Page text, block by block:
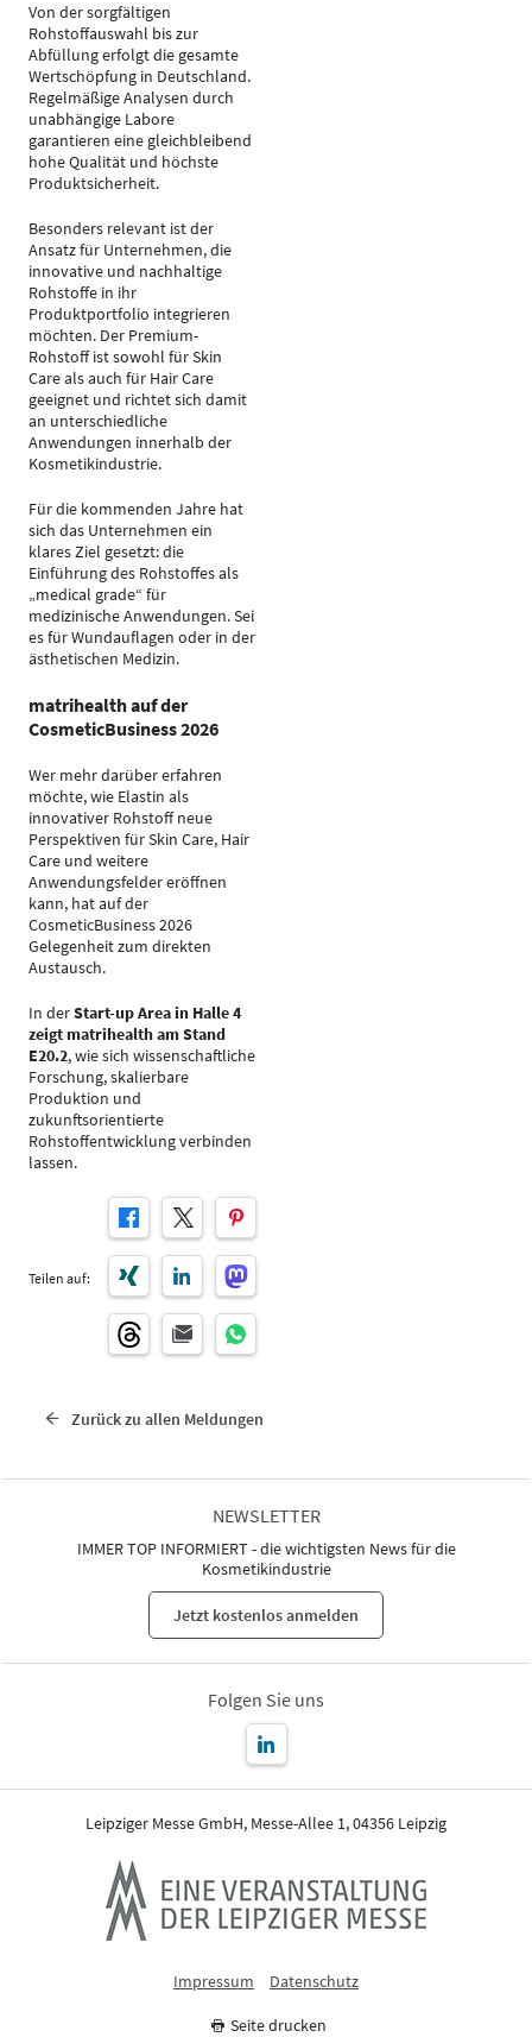
Von der sorgfältigen
Rohstoffauswahl bis zur
Abfüllung erfolgt die gesamte
Wertschöpfung in Deutschland.
Regelmäßige Analysen durch
unabhängige Labore
garantieren eine gleichbleibend
hohe Qualität und höchste
Produktsicherheit.
Besonders relevant ist der
Ansatz für Unternehmen, die
innovative und nachhaltige
Rohstoffe in ihr
Produktportfolio integrieren
möchten. Der Premium-
Rohstoff ist sowohl für Skin
Care als auch für Hair Care
geeignet und richtet sich damit
an unterschiedliche
Anwendungen innerhalb der
Kosmetikindustrie.
Für die kommenden Jahre hat
sich das Unternehmen ein
klares Ziel gesetzt: die
Einführung des Rohstoffes als
„medical grade“ für
medizinische Anwendungen. Sei
es für Wundauflagen oder in der
ästhetischen Medizin.
matrihealth auf der
CosmeticBusiness 2026
Wer mehr darüber erfahren
möchte, wie Elastin als
innovativer Rohstoff neue
Perspektiven für Skin Care, Hair
Care und weitere
Anwendungsfelder eröffnen
kann, hat auf der
CosmeticBusiness 2026
Gelegenheit zum direkten
Austausch.
In derStart-up Area in Halle 4
zeigt matrihealth am Stand
E20.2, wie sich wissenschaftliche
Forschung, skalierbare
Produktion und
zukunftsorientierte
Rohstoffentwicklung verbinden
lassen.
Teilen auf:
Zurück zu allen Meldungen
NEWSLETTER
IMMER TOP INFORMIERT - die wichtigsten News für die
Kosmetikindustrie
Jetzt kostenlos anmelden
Folgen Sie uns
Leipziger Messe GmbH, Messe-Allee 1, 04356 Leipzig
Impressum Datenschutz
Seite drucken